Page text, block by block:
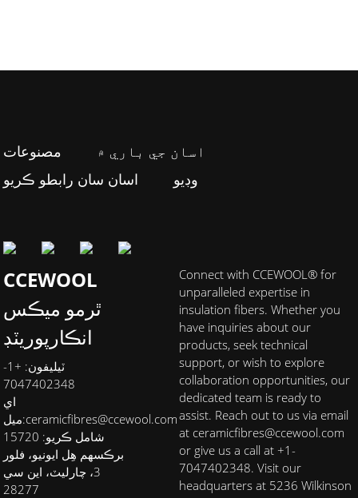
مصنوعات
اسان جي باري ۾
اسان سان رابطو ڪريو
وڊيو
CCEWOOL
ٿرمو ميڪس
انڪارپوريٽڊ
ٽيليفون: +1-
7047402348
اي
ميل:ceramicfibres@ccewool.com
شامل ڪريو: 15720
برڪسهم هِل ايونيو، فلور
3، چارليٽ، اين سي
28277
Connect with CCEWOOL® for
unparalleled expertise in
insulation fibers. Whether you
have inquiries about our
products, seek technical
support, or wish to explore
collaboration opportunities, our
dedicated team is ready to
assist. Reach out to us via email
at ceramicfibres@ccewool.com
or give us a call at +1-
7047402348. Visit our
headquarters at 5236 Wilkinson